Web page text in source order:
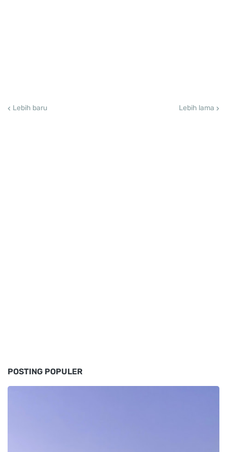
Lebih baru Lebih lama
POSTING POPULER